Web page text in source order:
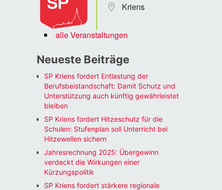
Kriens
alle Veranstaltungen
Neueste Beiträge
SP Kriens fordert Entlastung der
Berufsbeistandschaft: Damit Schutz und
Unterstützung auch künftig gewährleistet
bleiben
SP Kriens fordert Hitzeschutz für die
Schulen: Stufenplan soll Unterricht bei
Hitzewellen sichern
Jahresrechnung 2025: Übergewinn
verdeckt die Wirkungen einer
Kürzungspolitik
SP Kriens fordert stärkere regionale